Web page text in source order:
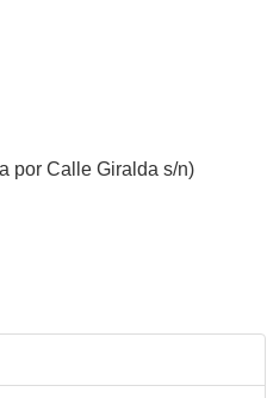
por Calle Giralda s/n)